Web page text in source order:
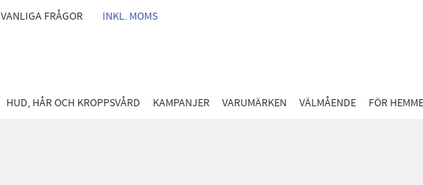
VANLIGA FRÅGOR INKL. MOMS
HUD, HÅR OCH KROPPSVÅRD KAMPANJER VARUMÄRKEN VÄLMÅENDE FÖR